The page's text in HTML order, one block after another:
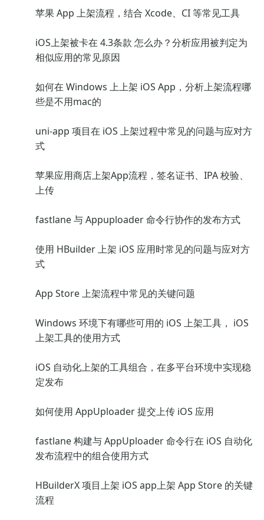
苹果 App 上架流程，结合 Xcode、CI 等常见工具
iOS上架被卡在 4.3条款 怎么办？分析应用被判定为
相似应用的常见原因
如何在 Windows 上上架 iOS App，分析上架流程哪
些是不用mac的
uni-app 项目在 iOS 上架过程中常见的问题与应对方
式
苹果应用商店上架App流程，签名证书、IPA 校验、
上传
fastlane 与 Appuploader 命令行协作的发布方式
使用 HBuilder 上架 iOS 应用时常见的问题与应对方
式
App Store 上架流程中常见的关键问题
Windows 环境下有哪些可用的 iOS 上架工具， iOS
上架工具的使用方式
iOS 自动化上架的工具组合，在多平台环境中实现稳
定发布
如何使用 AppUploader 提交上传 iOS 应用
fastlane 构建与 AppUploader 命令行在 iOS 自动化
发布流程中的组合使用方式
HBuilderX 项目上架 iOS app上架 App Store 的关键
流程